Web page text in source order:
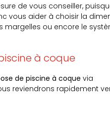
de vous conseiller,
vous aider à choisir la
margelles ou encore le
à coque
de piscine à coque via
reviendrons rapidement